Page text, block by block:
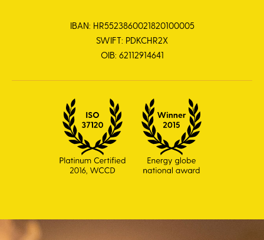
IBAN: HR5523860021820100005
SWIFT: PDKCHR2X
OIB: 62112914641